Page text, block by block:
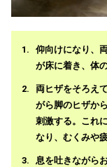
仰向けになり、
が床に着き、体
両ヒザをそろえ
がら脚のヒザか
刺激する。これ
なり、むくみや
息を吐きながら